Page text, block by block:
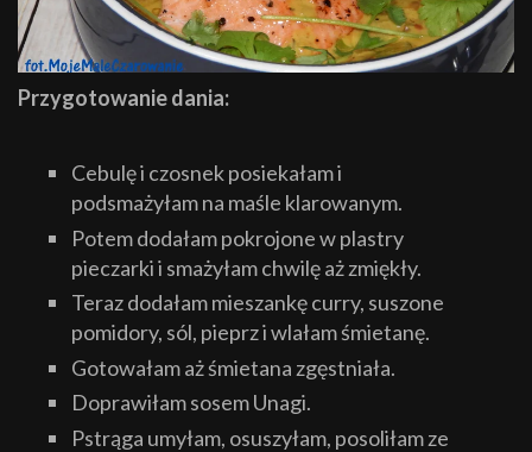
Przygotowanie dania:
Cebulę i czosnek posiekałam i
podsmażyłam na maśle klarowanym.
Potem dodałam pokrojone w plastry
pieczarki i smażyłam chwilę aż zmiękły.
Teraz dodałam mieszankę curry, suszone
pomidory, sól, pieprz i wlałam śmietanę.
Gotowałam aż śmietana zgęstniała.
Doprawiłam sosem Unagi.
Pstrąga umyłam, osuszyłam, posoliłam ze